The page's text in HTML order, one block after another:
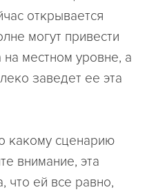
открывается
могут привести
на местном уровне, а
заведет ее эта
какому сценарию
внимание, эта
что ей все равно,